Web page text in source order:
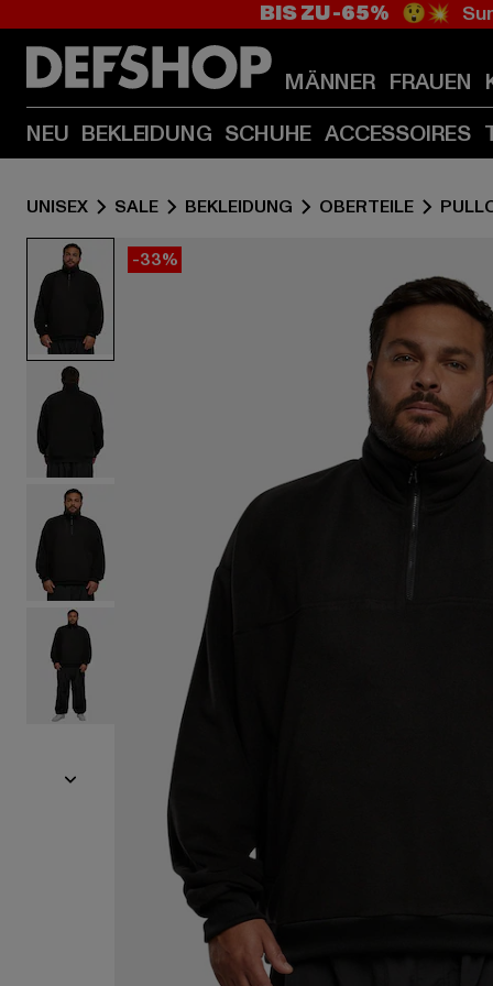
BIS ZU -65% 😲💥
MÄNNER FRAUEN
NEU BEKLEIDUNG SCHUHE ACCESSOIRES
UNISEX SALE BEKLEIDUNG OBERTEILE
-33%